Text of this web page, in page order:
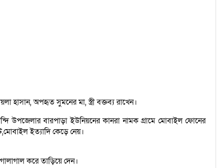
হাসান, অপহৃত সুমনের মা, স্ত্রী বক্তব্য রাখেন।
উপজেলার বারপাড়া ইউনিয়নের কানরা নামক গ্রামে মোবাইল ফোনের
ইত্যাদি কেড়ে নেয়।
করে তাড়িয়ে দেন।